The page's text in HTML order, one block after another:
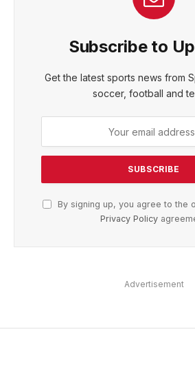
Subscribe to
Get the latest sports news from
soccer, football and
By signing up, you agree to the
Privacy Policy
Advertisement